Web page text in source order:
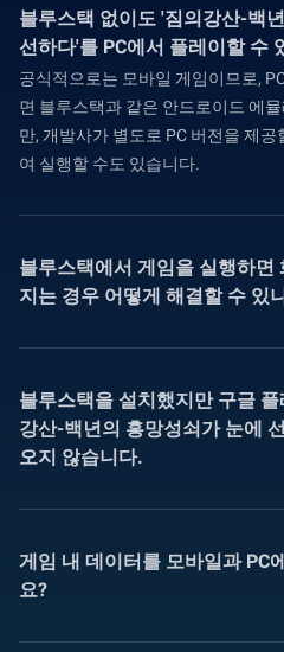
블루스택 없이도 '짐의강산-백
선하다'를 PC에서 플레이할 수
공식적으로는 모바일 게임이므로,
면 블루스택과 같은 안드로이드 에
만, 개발사가 별도로 PC 버전을 제
여 실행할 수도 있습니다.
블루스택에서 게임을 실행하면
지는 경우 어떻게 해결할 수 있
블루스택을 설치했지만 구글
강산-백년의 흥망성쇠가 눈에
오지 않습니다.
게임 내 데이터를 모바일과 PC
요?